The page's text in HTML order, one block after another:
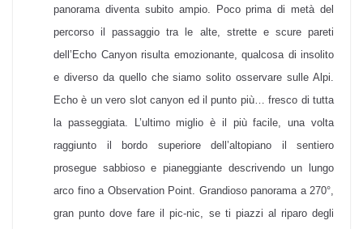
panorama diventa subito ampio. Poco prima di metà del
percorso il passaggio tra le alte, strette e scure pareti
dell’Echo Canyon risulta emozionante, qualcosa di insolito
e diverso da quello che siamo solito osservare sulle Alpi.
Echo è un vero slot canyon ed il punto più… fresco di tutta
la passeggiata. L’ultimo miglio è il più facile, una volta
raggiunto il bordo superiore dell’altopiano il sentiero
prosegue sabbioso e pianeggiante descrivendo un lungo
arco fino a Observation Point. Grandioso panorama a 270°,
gran punto dove fare il pic-nic, se ti piazzi al riparo degli